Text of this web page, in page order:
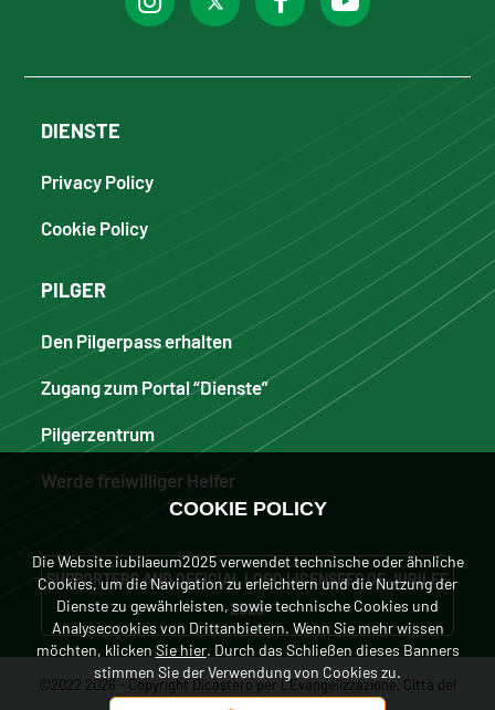
DIENSTE
Privacy Policy
Cookie Policy
PILGER
Den Pilgerpass erhalten
Zugang zum Portal “Dienste”
Pilgerzentrum
Werde freiwilliger Helfer
SUPPORTERS AND OFFICIAL LOGO LICENSEES OF JUBILEE
2025
©2022 2026 - Copyright Dicastero per L'Evangelizzazione, Città del
COOKIE POLICY
Die Website iubilaeum2025 verwendet technische oder ähnliche
Cookies, um die Navigation zu erleichtern und die Nutzung der
Dienste zu gewährleisten, sowie technische Cookies und
Analysecookies von Drittanbietern. Wenn Sie mehr wissen
möchten, klicken Sie hier. Durch das Schließen dieses Banners
stimmen Sie der Verwendung von Cookies zu.